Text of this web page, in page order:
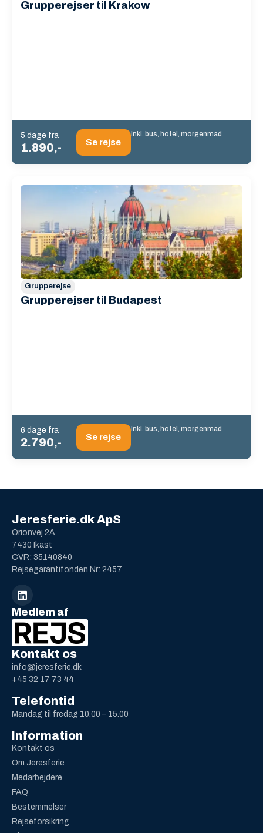
Grupperejser til Krakow
5 dage fra
1.890,- Se rejse
Inkl. bus, hotel, morgenmad
Grupperejse
Grupperejser til Budapest
6 dage fra
2.790,- Se rejse
Inkl. bus, hotel, morgenmad
Jeresferie.dk ApS
Orionvej 2A
7430 Ikast
CVR: 35140840
Rejsegarantifonden Nr: 2457
Medlem af
Kontakt os
info@jeresferie.dk
+45 32 17 73 44
Telefontid
Mandag til fredag 10.00 – 15.00
Information
Kontakt os
Om Jeresferie
Medarbejdere
FAQ
Bestemmelser
Rejseforsikring